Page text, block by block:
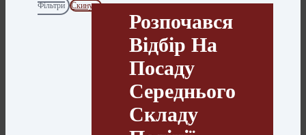
Фільтри
Скинути
Розпочався
Відбір На
Посаду
Середнього
Складу